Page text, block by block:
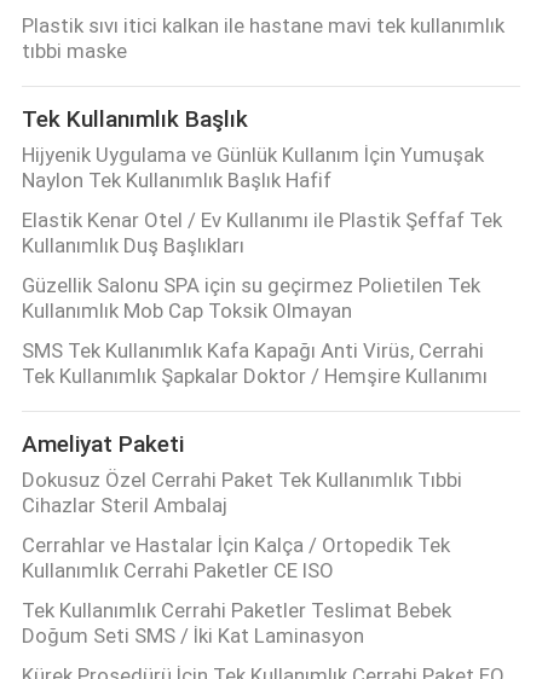
Plastik sıvı itici kalkan ile hastane mavi tek kullanımlık
tıbbi maske
Tek Kullanımlık Başlık
Hijyenik Uygulama ve Günlük Kullanım İçin Yumuşak
Naylon Tek Kullanımlık Başlık Hafif
Elastik Kenar Otel / Ev Kullanımı ile Plastik Şeffaf Tek
Kullanımlık Duş Başlıkları
Güzellik Salonu SPA için su geçirmez Polietilen Tek
Kullanımlık Mob Cap Toksik Olmayan
SMS Tek Kullanımlık Kafa Kapağı Anti Virüs, Cerrahi
Tek Kullanımlık Şapkalar Doktor / Hemşire Kullanımı
Ameliyat Paketi
Dokusuz Özel Cerrahi Paket Tek Kullanımlık Tıbbi
Cihazlar Steril Ambalaj
Cerrahlar ve Hastalar İçin Kalça / Ortopedik Tek
Kullanımlık Cerrahi Paketler CE ISO
Tek Kullanımlık Cerrahi Paketler Teslimat Bebek
Doğum Seti SMS / İki Kat Laminasyon